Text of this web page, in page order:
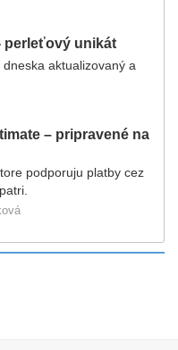
perleťový unikát
aktualizovaný a
– pripravené na
podporuju platby cez